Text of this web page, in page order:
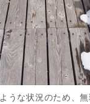
うな状況のため、